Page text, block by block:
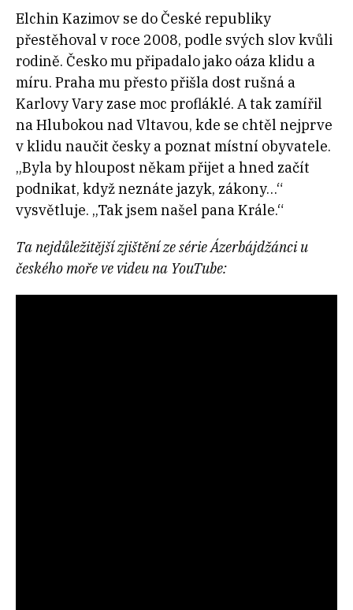
Elchin Kazimov se do České republiky
přestěhoval v roce 2008, podle svých slov kvůli
rodině. Česko mu připadalo jako oáza klidu a
míru. Praha mu přesto přišla dost rušná a
Karlovy Vary zase moc profláklé. A tak zamířil
na Hlubokou nad Vltavou, kde se chtěl nejprve
v klidu naučit česky a poznat místní obyvatele.
„Byla by hloupost někam přijet a hned začít
podnikat, když neznáte jazyk, zákony…“
vysvětluje. „Tak jsem našel pana Krále.“
Ta nejdůležitější zjištění ze série Ázerbájdžánci u
českého moře ve videu na YouTube: